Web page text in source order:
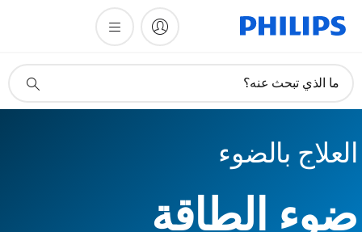
دعم
ما الذي تبحث عنه؟
العلاج بالضوء
ضوء الطاقة